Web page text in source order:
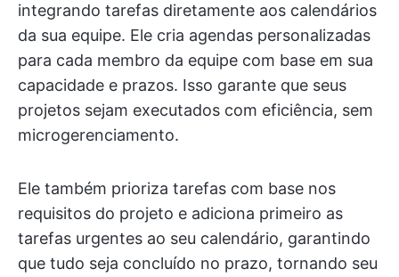
integrando tarefas diretamente aos calendários
da sua equipe. Ele cria agendas personalizadas
para cada membro da equipe com base em sua
capacidade e prazos. Isso garante que seus
projetos sejam executados com eficiência, sem
microgerenciamento.
Ele também prioriza tarefas com base nos
requisitos do projeto e adiciona primeiro as
tarefas urgentes ao seu calendário, garantindo
que tudo seja concluído no prazo, tornando seu